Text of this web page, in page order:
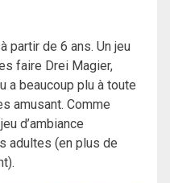
partir de 6 ans. Un jeu
faire Drei Magier,
a beaucoup plu à toute
amusant. Comme
d’ambiance
adultes (en plus de